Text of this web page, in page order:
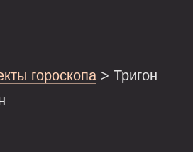
гороскопа > Тригон